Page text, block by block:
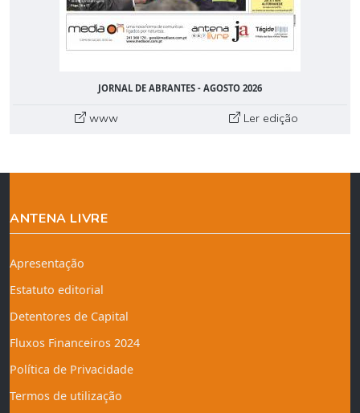
JORNAL DE ABRANTES - AGOSTO 2026
www Ler edição
ANTENA LIVRE
Apresentação
Estatuto editorial
Detentores de Capital
Fluxos Financeiros 2024
Política de Privacidade
Termos de utilização